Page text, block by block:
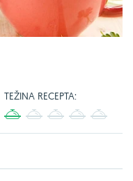
TEŽINA RECEPTA:
4